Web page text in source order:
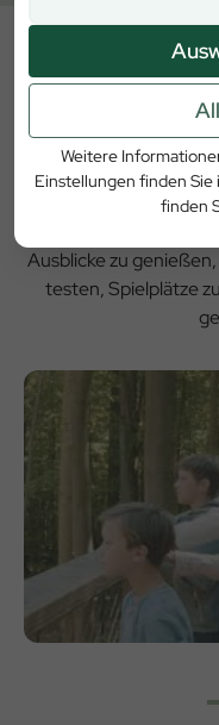
Weitere
Einstellungen finden Sie
finden
Ausblicke zu
testen, Spielplätze